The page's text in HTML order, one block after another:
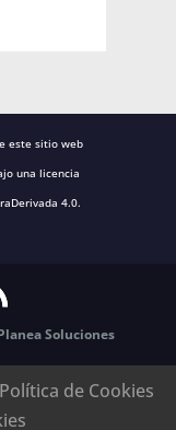
este sitio web
unalicencia
4.0.
Soluciones
Política de Cookies